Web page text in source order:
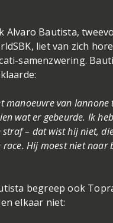
Alvaro Bautista,
liet van zich
samenzwering.
manoeuvre van
wat er gebeurde. Ik
straf – dat wist hij niet,
race. Hij moest niet naar
begreep ook
elkaar niet: